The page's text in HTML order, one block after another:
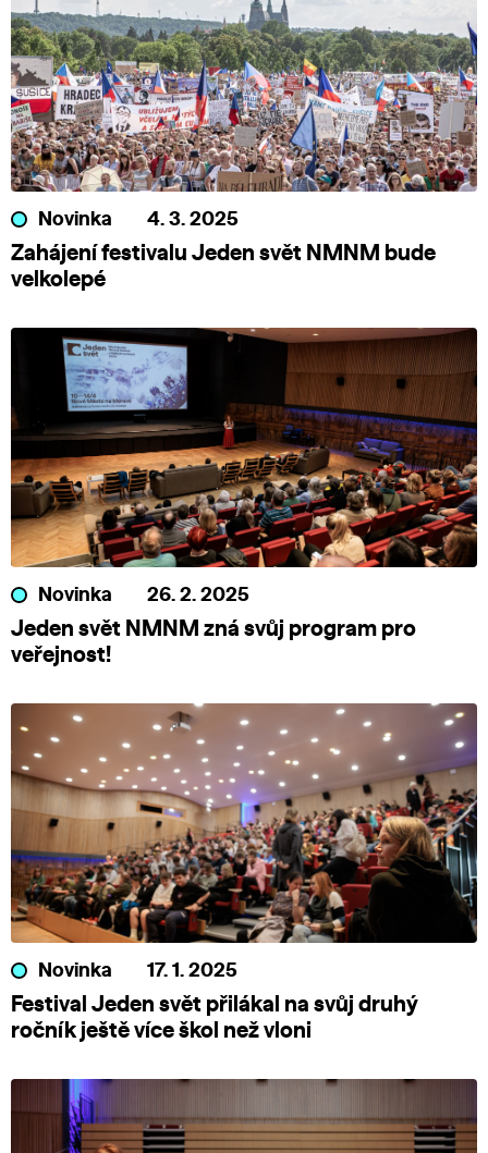
Novinka 4. 3. 2025
Zahájení festivalu Jeden svět NMNM bude
velkolepé
Novinka 26. 2. 2025
Jeden svět NMNM zná svůj program pro
veřejnost!
Novinka 17. 1. 2025
Festival Jeden svět přilákal na svůj druhý
ročník ještě více škol než vloni